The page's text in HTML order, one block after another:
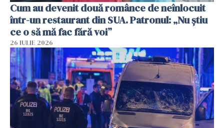
Cum au devenit două românce de neînlocuit
într-un restaurant din SUA. Patronul: „Nu știu
ce o să mă fac fără voi”
26 IULIE 2026